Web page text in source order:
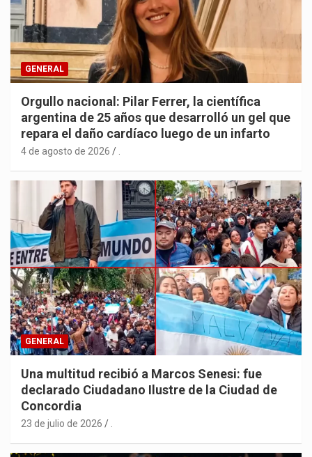
GENERAL
Orgullo nacional: Pilar Ferrer, la científica
argentina de 25 años que desarrolló un gel que
repara el daño cardíaco luego de un infarto
4 de agosto de 2026
GENERAL
Una multitud recibió a Marcos Senesi: fue
declarado Ciudadano Ilustre de la Ciudad de
Concordia
23 de julio de 2026